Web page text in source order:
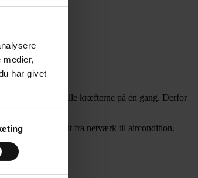
har givet
der bruger alle kræfterne på én gang. Derfor
infrastruktur – alt fra netværk til aircondition.